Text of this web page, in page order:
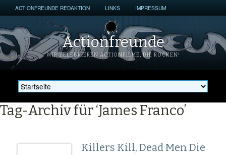
ACTIONFREUNDE REDAKTION LINKS IMPRESSUM
Actionfreunde
WIR ZELEBRIEREN ACTIONFILME, DIE ROCKEN!
Tag-Archiv für ‘James Franco’
Killers Kill, Dead Men Die